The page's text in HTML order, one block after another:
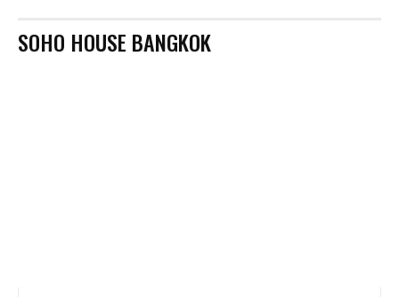
SOHO HOUSE BANGKOK